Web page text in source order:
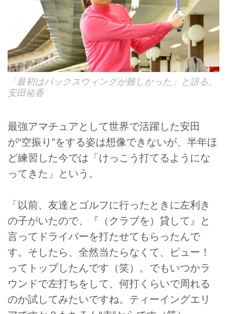
「最初はバックスウィングが難しかった」と語る、
安田祐香
最強アマチュアとして世界で活躍した安田
が“空振り”をする姿は想像できないが、半年ほ
ど練習した今では「けっこう打てるようにな
ってきた」という。
「以前、友達とゴルフに行ったときに左利き
の子がいたので、『（クラブを）貸して』と
言ってドライバーを打たせてもらったんで
す。そしたら、全然当たらなくて、ピュー！
ってトップしたんです（笑）。でもいつかラ
ウンドで左打ちをして、何打くらいで周れる
のか試してみたいですね。ティーイングエリ